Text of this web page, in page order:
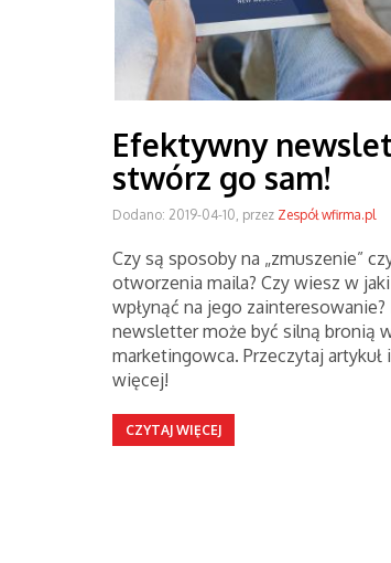
Efektywny
stwórz go sam!
Dodano: 2019-04-10, przez Zespół wfirma.pl
Czy są sposoby na „zmuszenie”
otworzenia maila? Czy wiesz w
wpłynąć na jego
newsletter może być silną bronią
marketingowca. Przeczytaj artykuł
więcej!
CZYTAJ WIĘCEJ